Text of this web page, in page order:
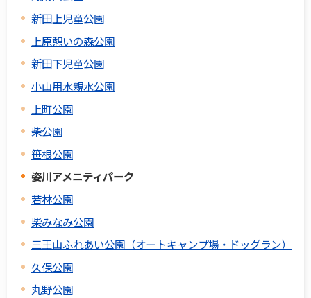
新田上児童公園
上原憩いの森公園
新田下児童公園
小山用水親水公園
上町公園
柴公園
笹根公園
姿川アメニティパーク
若林公園
柴みなみ公園
三王山ふれあい公園（オートキャンプ場・ドッグラン）
久保公園
丸野公園